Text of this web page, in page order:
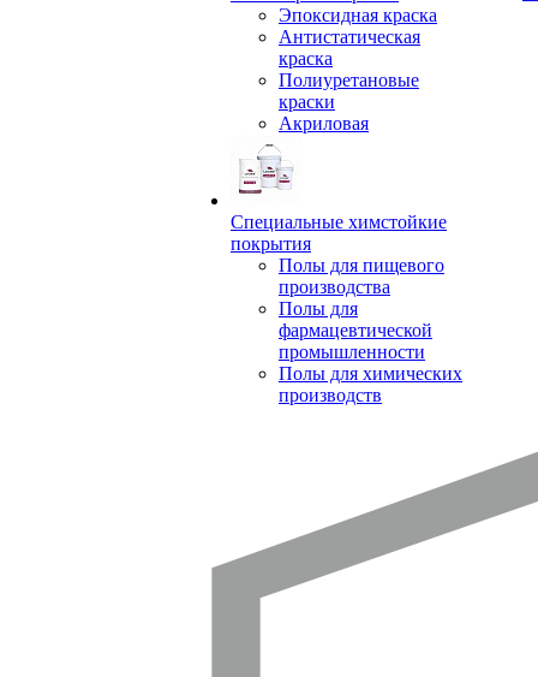
Эпоксидная краска
Антистатическая
краска
Полиуретановые
краски
Акриловая
Специальные химстойкие
покрытия
Полы для пищевого
производства
Полы для
фармацевтической
промышленности
Полы для химических
производств